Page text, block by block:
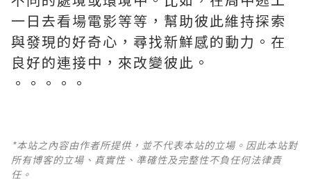
一日去看場電影等等，幫助彼此維持探索
與發現的好奇心，尋找新鮮感的動力。在
良好的連接中，來改變彼此。
。。。。。
*本站之內容由作者所提供，並不代表本站的立場。因此本站對
所有博客的立場、真實性、準確性及完整性不負任何法律責
任。